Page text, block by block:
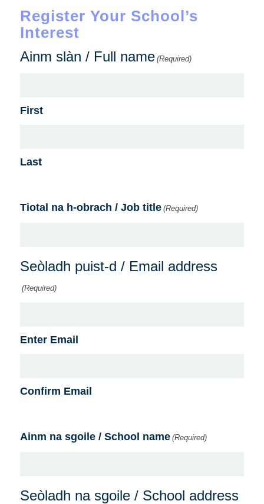
Register Your School’s
Interest
Ainm slàn / Full name (Required)
First
Last
Tiotal na h-obrach / Job title (Required)
Seòladh puist-d / Email address
(Required)
Enter Email
Confirm Email
Ainm na sgoile / School name (Required)
Seòladh na sgoile / School address